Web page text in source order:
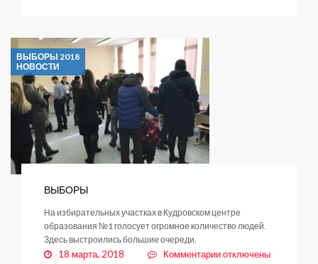
ВЫБОРЫ 2018
НОВОСТИ
ВЫБОРЫ
На избирательных участках в Кудровском центре
образования №1 голосует огромное количество людей.
Здесь выстроились большие очереди.
18 марта, 2018 Комментариикотключены